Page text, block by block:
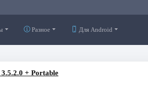
Разное Для Android
+ Portable